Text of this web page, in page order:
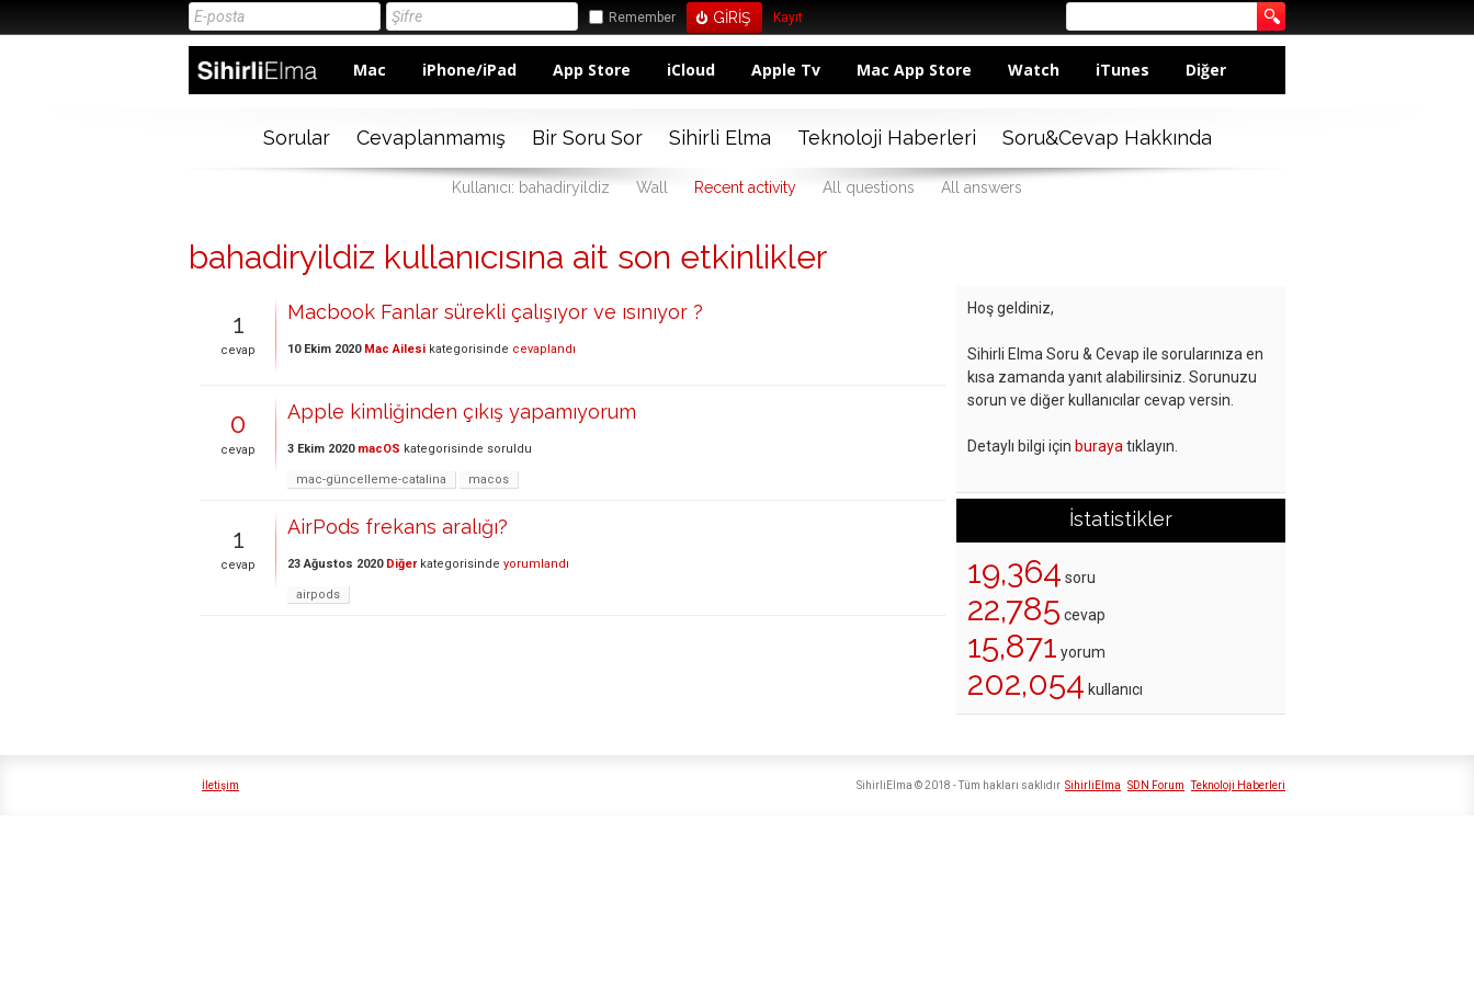
Remember Kayıt
Mac iPhone/iPad App Store iCloud Apple Tv Mac App Store Watch iTunes Diğer
Sorular Cevaplanmamış Bir Soru Sor Sihirli Elma Teknoloji Haberleri Soru&Cevap Hakkında
Kullanıcı: bahadiryildiz Wall Recent activity All questions All answers
bahadiryildiz kullanıcısına ait son etkinlikler
1
cevap
Macbook Fanlar sürekli çalışıyor ve ısınıyor ?
10 Ekim 2020 Mac Ailesi kategorisinde cevaplandı
0
cevap
Apple kimliğinden çıkış yapamıyorum
3 Ekim 2020 macOS kategorisinde soruldu
mac-güncelleme-catalina macos
1
cevap
AirPods frekans aralığı?
23 Ağustos 2020 Diğerkategorisinde yorumlandı
airpods
Hoş geldiniz,
Sihirli Elma Soru & Cevap ile sorularınıza en
kısa zamanda yanıt alabilirsiniz. Sorunuzu
sorun ve diğer kullanıcılar cevap versin.
Detaylı bilgi için buraya tıklayın.
İstatistikler
19,364 soru
22,785 cevap
15,871 yorum
202,054 kullanıcı
İletişim SihirliElma SDN Forum Teknoloji Haberleri
SihirliElma © 2018 - Tüm hakları saklıdır